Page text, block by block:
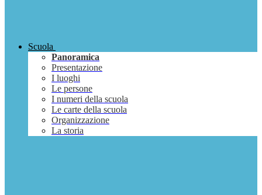
Scuola
Panoramica
Presentazione
I luoghi
Le persone
I numeri della scuola
Le carte della scuola
Organizzazione
La storia